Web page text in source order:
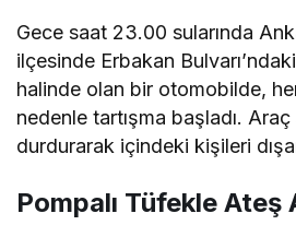
Gece saat 23.00 sularında
ilçesinde Erbakan
halinde olan bir otomobilde,
nedenle tartışma başladı.
durdurarak içindeki kişileri
Pompalı Tüfekle Ateş